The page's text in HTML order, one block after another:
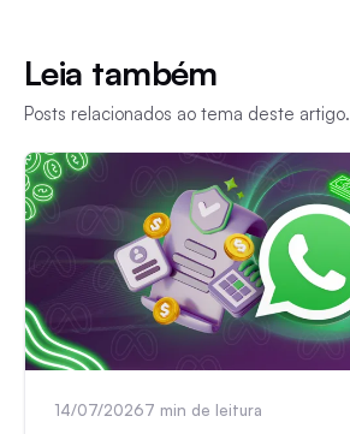
Leia também
Posts relacionados ao tema deste artigo.
14/07/20267 min de leitura